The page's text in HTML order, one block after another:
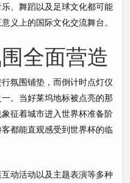
、舞蹈以及足球文化都可能
义上的国际文化交流舞台。
全面营造
氛围铺垫，而倒计时点灯仪
。当好莱坞地标被点亮的那
征着城市进入世界杯准备阶
都能直观感受到世界杯的临
动活动以及主题表演等多种